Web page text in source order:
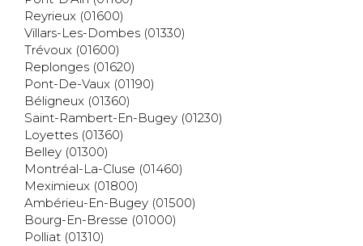
Reyrieux (01600)
Villars-Les-Dombes (01330)
Trévoux (01600)
Replonges (01620)
Pont-De-Vaux (01190)
Béligneux (01360)
Saint-Rambert-En-Bugey (01230)
Loyettes (01360)
Belley (01300)
Montréal-La-Cluse (01460)
Meximieux (01800)
Ambérieu-En-Bugey (01500)
Bourg-En-Bresse (01000)
Polliat (01310)